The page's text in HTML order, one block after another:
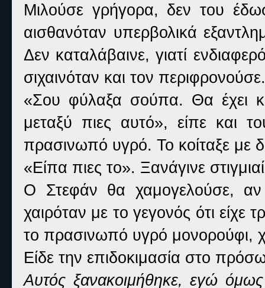
Μιλούσε γρήγορα, δεν του
αισθανόταν υπερβολικά
Δεν καταλάβαινε, γιατί
σιχαινόταν και τον
«Σου φύλαξα σούπα. Θα έχει
μεταξύ πιες αυτό», είπε και
πρασινωπό υγρό. Το κοίταξε με
«Είπα πιες το». Ξανάγινε
Ο Στεφάν θα χαμογελούσε,
χαιρόταν με το γεγονός ότι είχε
το πρασινωπό υγρό μονορούφι,
Είδε την επιδοκιμασία στο
Αυτός ξανακοιμήθηκε, εγώ